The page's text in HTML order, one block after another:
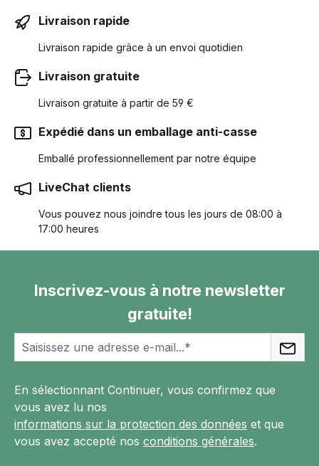
Livraison rapide
Livraison rapide grâce à un envoi quotidien
Livraison gratuite
Livraison gratuite à partir de 59 €
Expédié dans un emballage anti-casse
Emballé professionnellement par notre équipe
LiveChat clients
Vous pouvez nous joindre tous les jours de 08:00 à
17:00 heures
Inscrivez-vous à notre newsletter
gratuite!
En sélectionnant Continuer, vous confirmez que
vous avez lu nos
informations sur la protection des données et que
vous avez accepté nos conditions générales.